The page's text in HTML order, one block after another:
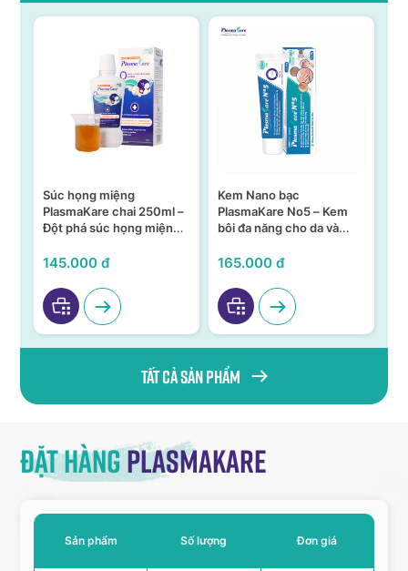
Súc họng miệng
PlasmaKare chai 250ml –
Đột phá súc họng miệng
145.000 đ
Kem Nano bạc
PlasmaKare No5 – Kem
bôi đa năng cho da và
165.000 đ
Tất cả sản phẩm
Đặt hàngPlasmakare
Sản phẩm Số lượng Đơn giá